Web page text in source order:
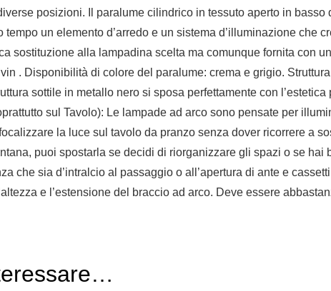
posizioni. Il paralume cilindrico in tessuto aperto in
un elemento d’arredo e un sistema d’illuminazione che
sostituzione alla lampadina scelta ma comunque fornita con
. Disponibilità di colore del paralume: crema e grigio.
sottile in metallo nero si sposa perfettamente con
sul Tavolo): Le lampade ad arco sono pensate per
la luce sul tavolo da pranzo senza dover ricorrere a
puoi spostarla se decidi di riorganizzare gli spazi o se
che sia d’intralcio al passaggio o all’apertura di ante e
e l’estensione del braccio ad arco. Deve essere